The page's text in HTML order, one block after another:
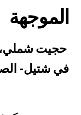
الموجهة
حجيت شملي،
في شتيل-